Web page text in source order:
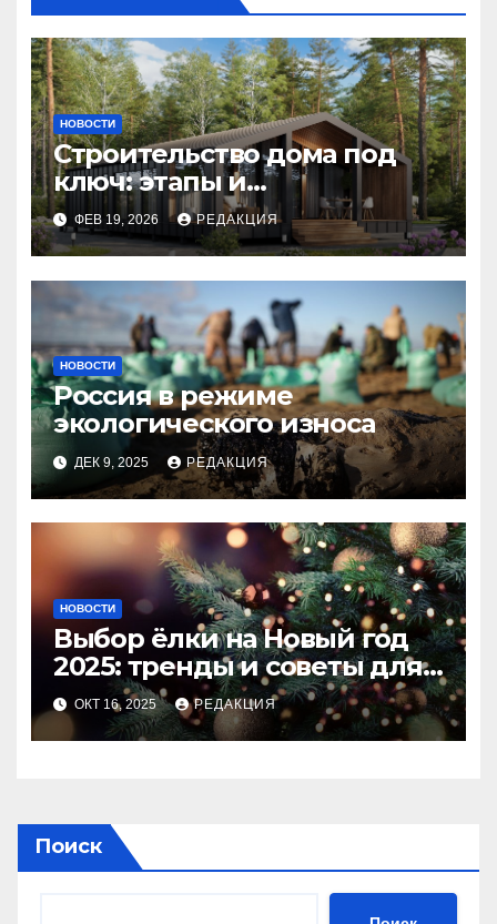
НОВОСТИ
Строительство дома под
ключ: этапы и
планирование бюджета
ФЕВ 19, 2026 РЕДАКЦИЯ
НОВОСТИ
Россия в режиме
экологического износа
ДЕК 9, 2025 РЕДАКЦИЯ
НОВОСТИ
Выбор ёлки на Новый год
2025: тренды и советы для
идеального праздника
ОКТ 16, 2025 РЕДАКЦИЯ
Поиск